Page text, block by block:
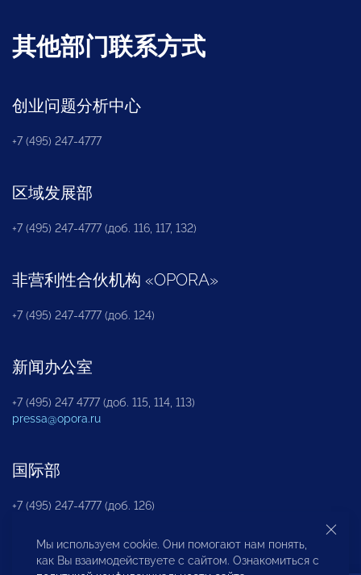
其他部门联系方式
创业问题分析中心
+7 (495) 247-4777
区域发展部
+7 (495) 247-4777 (доб. 116, 117, 132)
非营利性合伙机构 «OPORA»
+7 (495) 247-4777 (доб. 124)
新闻办公室
+7 (495) 247 4777 (доб. 115, 114, 113)
pressa@opora.ru
国际部
+7 (495) 247-4777 (доб. 126)
商投权益保护部
Мы используем cookie. Они помогают нам понять,
как Вы взаимодействуете с сайтом. Ознакомиться с